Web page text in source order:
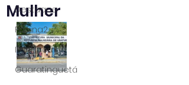
Destaque
Página2
Itanhaém
Guaratinguetá
Mulher